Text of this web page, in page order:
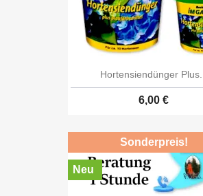
Hortensiendünger Plus...
6,00 €
Sonderpreis!
Neu